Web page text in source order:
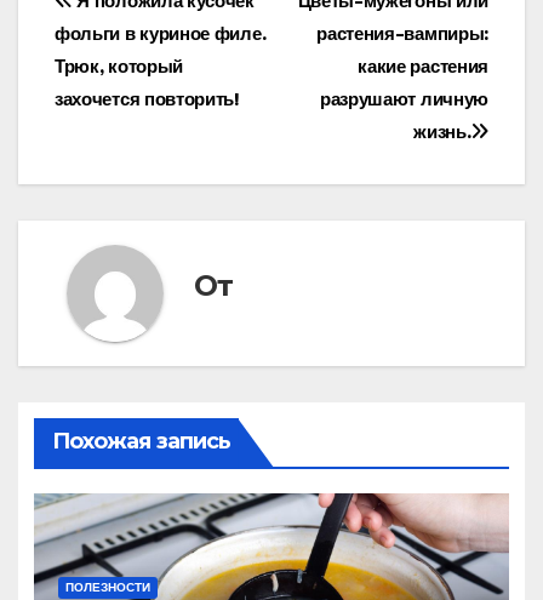
по
записям
растения-вампиры:
какие растения
разрушают личную
жизнь.
фольги в куриное филе.
Трюк, который
захочется повторить!
От
Похожая запись
ПОЛЕЗНОСТИ